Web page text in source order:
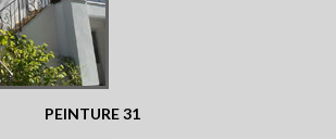
PEINTURE 31